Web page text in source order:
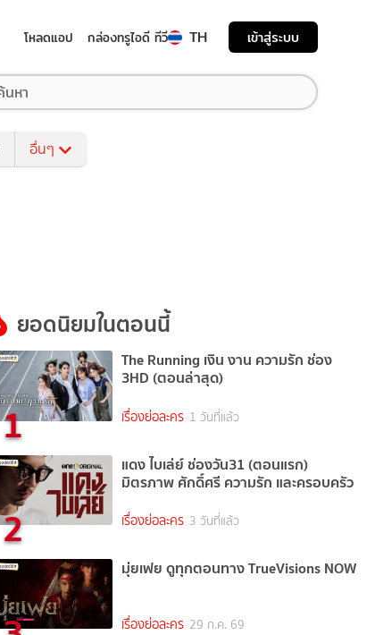
โหลดแอป กล่องทรูไอดี ทีวี TH เข้าสู่ระบบ
อื่นๆ
ยอดนิยมในตอนนี้
1
The Running เงิน งาน ความรัก ช่อง
3HD (ตอนล่าสุด)
เรื่องย่อละคร 1 วันที่แล้ว
2
แดง ไบเล่ย์ ช่องวัน31 (ตอนแรก)
มิตรภาพ ศักดิ์ศรี ความรัก และครอบครัว
เรื่องย่อละคร 3 วันที่แล้ว
มุ่ยเฟย ดูทุกตอนทาง TrueVisions NOW
เรื่องย่อละคร 29 ก.ค. 69